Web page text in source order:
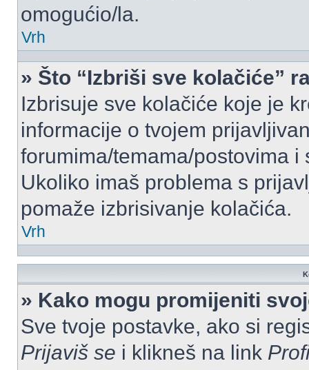
omogućio/la.
Vrh
» Što “Izbriši sve kolačiće”
Izbrisuje sve kolačiće koje je
informacije o tvojem
forumima/temama/postovima i
Ukoliko imaš problema s
pomaže izbrisivanje kolačića.
Vrh
» Kako mogu promijeniti
Sve tvoje postavke, ako si
Prijaviš se i klikneš na link